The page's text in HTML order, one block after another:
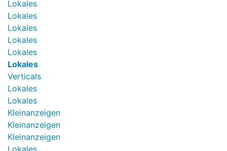
Lokales
Lokales
Lokales
Lokales
Lokales
Lokales
Verticals
Lokales
Lokales
Kleinanzeigen
Kleinanzeigen
Kleinanzeigen